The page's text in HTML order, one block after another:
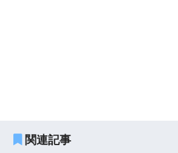
関連記事